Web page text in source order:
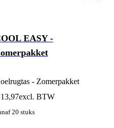
EASY -
- Zomerpakket
excl. BTW
20 stuks